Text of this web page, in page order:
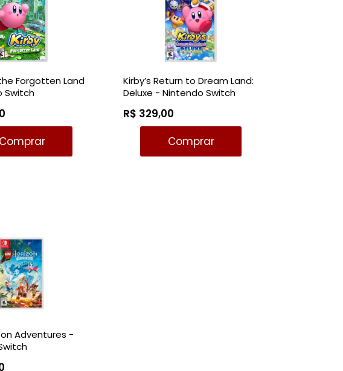
Forgotten Land
Switch
Comprar
Kirby’s Return to Dream Land:
Deluxe - Nintendo Switch
R$ 329,00
Comprar
Adventures -